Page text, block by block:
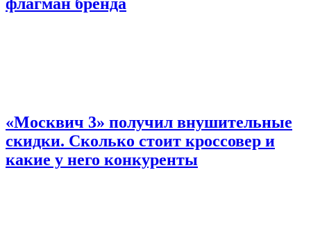
флагман бренда
«Москвич 3» получил внушительные
скидки. Сколько стоит кроссовер и
какие у него конкуренты